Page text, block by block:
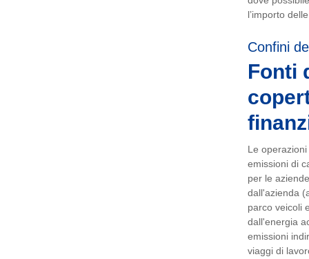
l’importo
Confini
Fonti
Le
emissioni di
per le
dall'azienda
parco veicoli
dall'energia
emissioni
viaggi di